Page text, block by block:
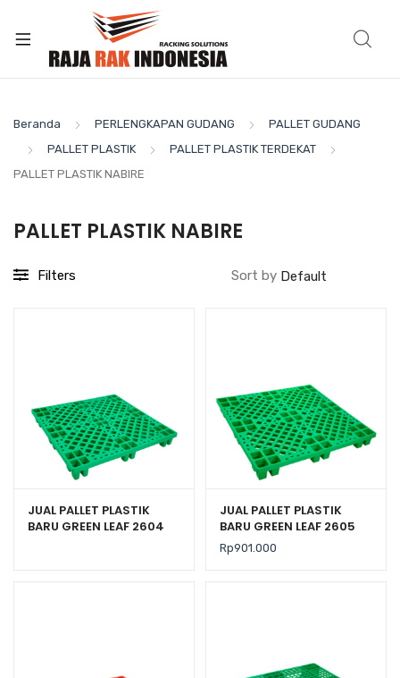
Beranda PERLENGKAPAN GUDANG
PALLET GUDANG
PALLET PLASTIK
PALLET PLASTIK TERDEKAT
PALLET PLASTIK NABIRE
PALLET PLASTIK NABIRE
Filters Sort by
JUAL PALLET PLASTIK
BARU GREEN LEAF 2604
JUAL PALLET PLASTIK
BARU GREEN LEAF 2605
UKURAN 120x120x14 CM
Rp901.000